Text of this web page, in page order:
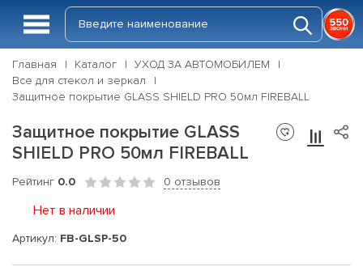
Главная Каталог
УХОД ЗА АВТОМОБИЛЕМ
Все для стекол и зеркал
Защитное покрытие GLASS SHIELD PRO 50мл FIREBALL
Защитное покрытие GLASS
SHIELD PRO 50мл FIREBALL
Рейтинг 0.0 0 отзывов
Нет в наличии
Артикул: FB-GLSP-50